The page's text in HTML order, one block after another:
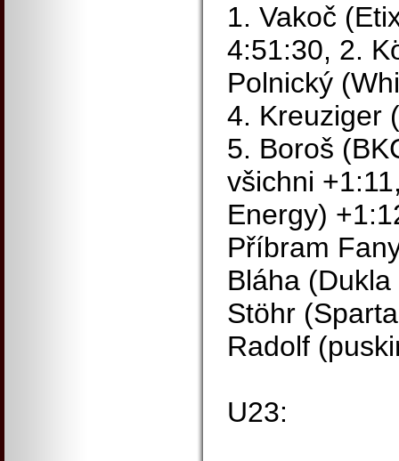
1. Vakoč
4:51:30, 2.
Polnický
4. Kreuziger
5. Boroš
všichni
Energy)
Příbram
Bláha
Stöhr
Radolf
U23: